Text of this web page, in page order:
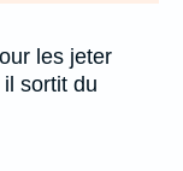
les jeter
sortit du